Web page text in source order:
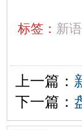
标签： 新
上一篇：
下一篇：